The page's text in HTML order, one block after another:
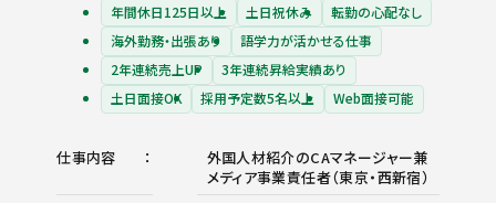
年間休日125日以上
土日祝休み
転勤の心配なし
海外勤務・出張あり
語学力が活かせる仕事
2年連続売上UP
3年連続昇給実績あり
土日面接OK
採用予定数5名以上 Web面接可能
仕事内容
外国人材紹介のCAマネージャー兼
メディア事業責任者（東京・西新宿）